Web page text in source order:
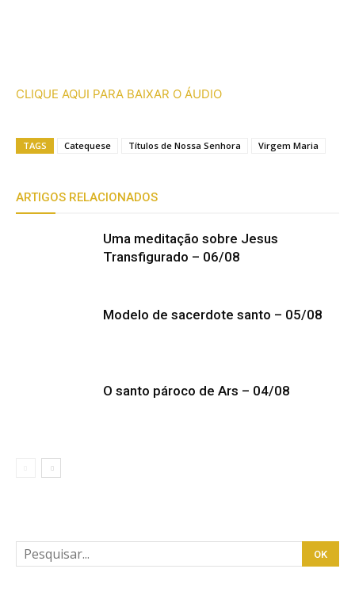
CLIQUE AQUI PARA BAIXAR O ÁUDIO
TAGS Catequese Títulos de Nossa Senhora Virgem Maria
ARTIGOS RELACIONADOS
Uma meditação sobre Jesus
Transfigurado – 06/08
Modelo de sacerdote santo – 05/08
O santo pároco de Ars – 04/08